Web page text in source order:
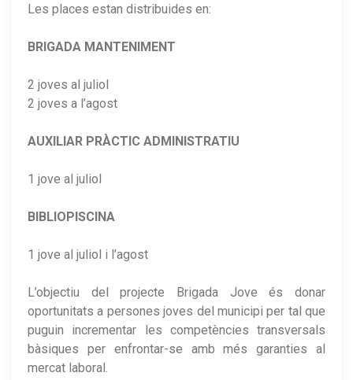
Les places estan distribuides en:
BRIGADA MANTENIMENT
2 joves al juliol
2 joves a l’agost
AUXILIAR PRÀCTIC ADMINISTRATIU
1 jove al juliol
BIBLIOPISCINA
1 jove al juliol i l’agost
L’objectiu del projecte Brigada Jove és donar
oportunitats a persones joves del municipi per tal que
puguin incrementar les competències transversals
bàsiques per enfrontar-se amb més garanties al
mercat laboral.